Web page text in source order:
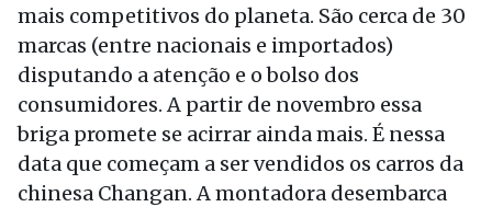
mais competitivos do planeta. São cerca de 30
marcas (entre nacionais e importados)
disputando a atenção e o bolso dos
consumidores. A partir de novembro essa
briga promete se acirrar ainda mais. É nessa
data que começam a ser vendidos os carros da
chinesa Changan. A montadora desembarca